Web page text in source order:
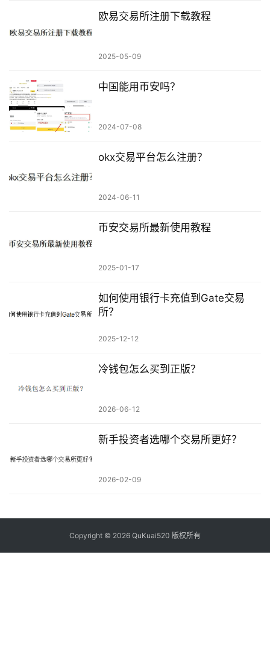
欧易交易所注册下载教程
2025-05-09
中国能用币安吗？
2024-07-08
okx交易平台怎么注册？
2024-06-11
币安交易所最新使用教程
2025-01-17
如何使用银行卡充值到Gate交易
所？
2025-12-12
冷钱包怎么买到正版？
2026-06-12
新手投资者选哪个交易所更好？
2026-02-09
Copyright © 2026 QuKuai520 版权所有